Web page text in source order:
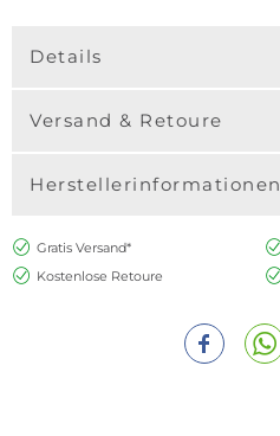
Details
Versand & Retoure
Herstellerinformationen
Gratis Versand*
Kostenlose Retoure